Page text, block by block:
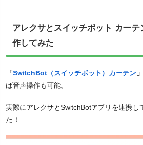
アレクサとスイッチボット カーテ
作してみた
「SwitchBot（スイッチボット）カーテン 」
ば音声操作も可能。
実際にアレクサとSwitchBotアプリを連携し
た！